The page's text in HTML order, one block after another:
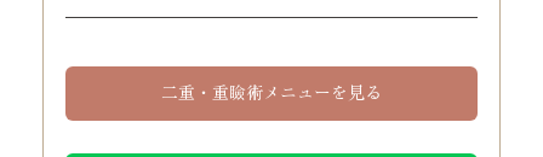
二重・重瞼術メニューを見る